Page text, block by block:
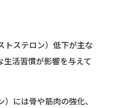
トステロン）低下が主な
生活習慣が影響を与えて
には骨や筋肉の強化、